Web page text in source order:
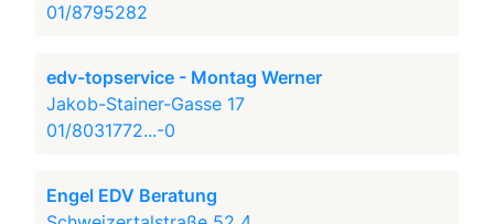
01/8795282
edv-topservice - Montag Werner
Jakob-Stainer-Gasse 17
01/8031772...-0
Engel EDV Beratung